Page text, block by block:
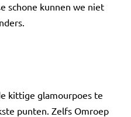
schone kunnen we niet
kittige glamourpoes te
punten. Zelfs Omroep